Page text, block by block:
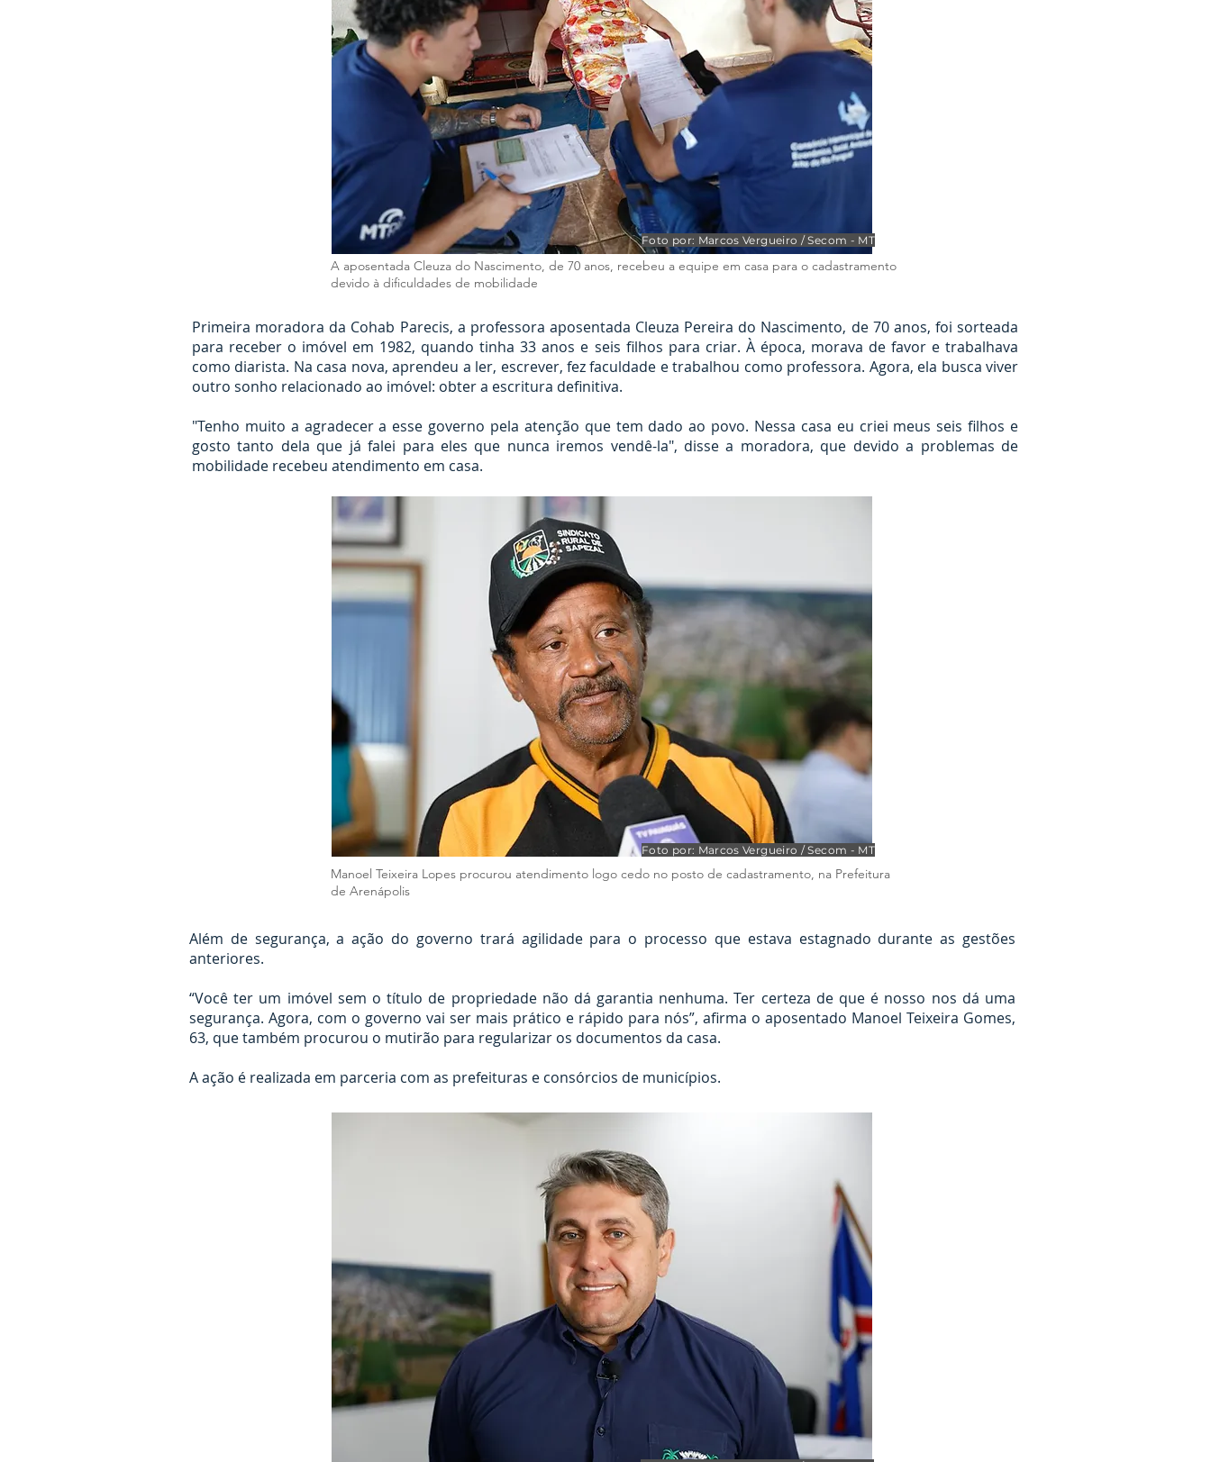
Foto por: Marcos Vergueiro / Secom - MT
A aposentada Cleuza do Nascimento, de 70 anos, recebeu a equipe em casa para o cadastramento
devido à dificuldades de mobilidade
Primeira moradora da Cohab Parecis, a professora aposentada Cleuza Pereira do Nascimento, de 70 anos, foi sorteada
para receber o imóvel em 1982, quando tinha 33 anos e seis filhos para criar. À época, morava de favor e trabalhava
como diarista. Na casa nova, aprendeu a ler, escrever, fez faculdade e trabalhou como professora. Agora, ela busca viver
outro sonho relacionado ao imóvel: obter a escritura definitiva.
"Tenho muito a agradecer a esse governo pela atenção que tem dado ao povo. Nessa casa eu criei meus seis filhos e
gosto tanto dela que já falei para eles que nunca iremos vendê-la", disse a moradora, que devido a problemas de
mobilidade recebeu atendimento em casa.
Foto por: Marcos Vergueiro / Secom - MT
Manoel Teixeira Lopes procurou atendimento logo cedo no posto de cadastramento, na Prefeitura
de Arenápolis
Além de segurança, a ação do governo trará agilidade para o processo que estava estagnado durante as gestões
anteriores.
“Você ter um imóvel sem o título de propriedade não dá garantia nenhuma. Ter certeza de que é nosso nos dá uma
segurança. Agora, com o governo vai ser mais prático e rápido para nós”, afirma o aposentado Manoel Teixeira Gomes,
63, que também procurou o mutirão para regularizar os documentos da casa.
A ação é realizada em parceria com as prefeituras e consórcios de municípios.